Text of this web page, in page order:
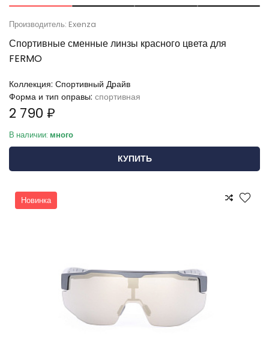
Производитель: Exenza
Спортивные сменные линзы красного цвета для
FERMO
Коллекция: Спортивный Драйв
Форма и тип оправы: спортивная
2 790 ₽
В наличии: много
КУПИТЬ
Новинка